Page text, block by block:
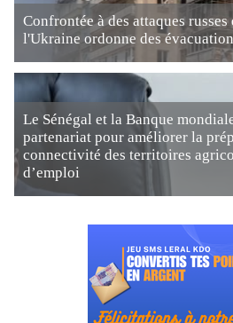
Confrontée à des attaques
l'Ukraine ordonne des
Le Sénégal et la Banque
partenariat pour améliorer la
connectivité des territoires
d’emploi